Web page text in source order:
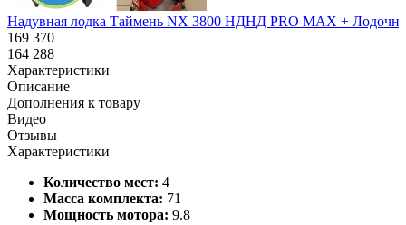
Надувная лодка Таймень NX 3800 НДНД PRO MAX +
169 370
164 288
Характеристики
Описание
Дополнения к товару
Видео
Отзывы
Характеристики
Количество мест: 4
Масса комплекта: 71
Мощность мотора: 9.8